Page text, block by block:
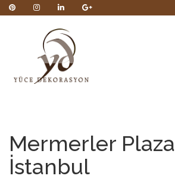
Mermerler Plaza
İstanbul